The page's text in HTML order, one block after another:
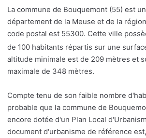
La commune de Bouquemont (55) est
département de la Meuse et de la
code postal est 55300. Cette ville
de 100 habitants répartis sur une
altitude minimale est de 209 mètres et
maximale de 348 mètres.
Compte tenu de son faible nombre
probable que la commune de
encore dotée d'un Plan Local
document d'urbanisme de référence